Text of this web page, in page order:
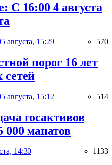
С 16:00 4 августа
августа, 15:29 570
порог 16 лет
сетей
августа, 15:12 514
госактивов
000 манатов
14:30 1133